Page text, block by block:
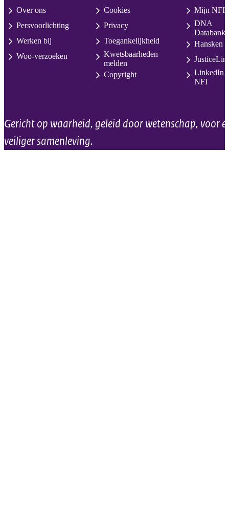
Over ons
Persvoorlichting
Werken bij
Woo-verzoeken
Cookies
Privacy
Toegankelijkheid
Kwetsbaarheden
melden
Copyright
Mijn NFI
DNA
Databank
Hansken
LinkedIn
NFI
Gericht op waarheid, geleid door wetenschap, voor
veiliger samenleving.